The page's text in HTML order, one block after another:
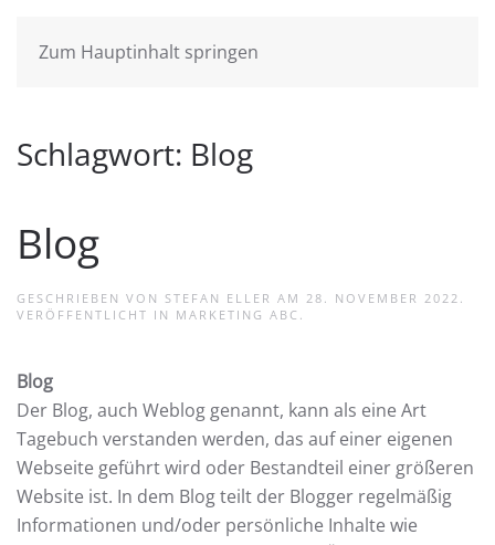
Zum Hauptinhalt springen
Schlagwort: Blog
Blog
GESCHRIEBEN VON STEFAN ELLER AM 28. NOVEMBER 2022 .
VERÖFFENTLICHT IN MARKETING ABC .
Blog
Der Blog, auch Weblog genannt, kann als eine Art
Tagebuch verstanden werden, das auf einer eigenen
Webseite geführt wird oder Bestandteil einer größeren
Website ist. In dem Blog teilt der Blogger regelmäßig
Informationen und/oder persönliche Inhalte wie